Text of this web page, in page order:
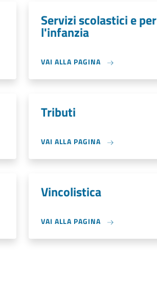
Servizi scolastici e per
l'infanzia
VAI ALLA PAGINA
Tributi
VAI ALLA PAGINA
Vincolistica
VAI ALLA PAGINA